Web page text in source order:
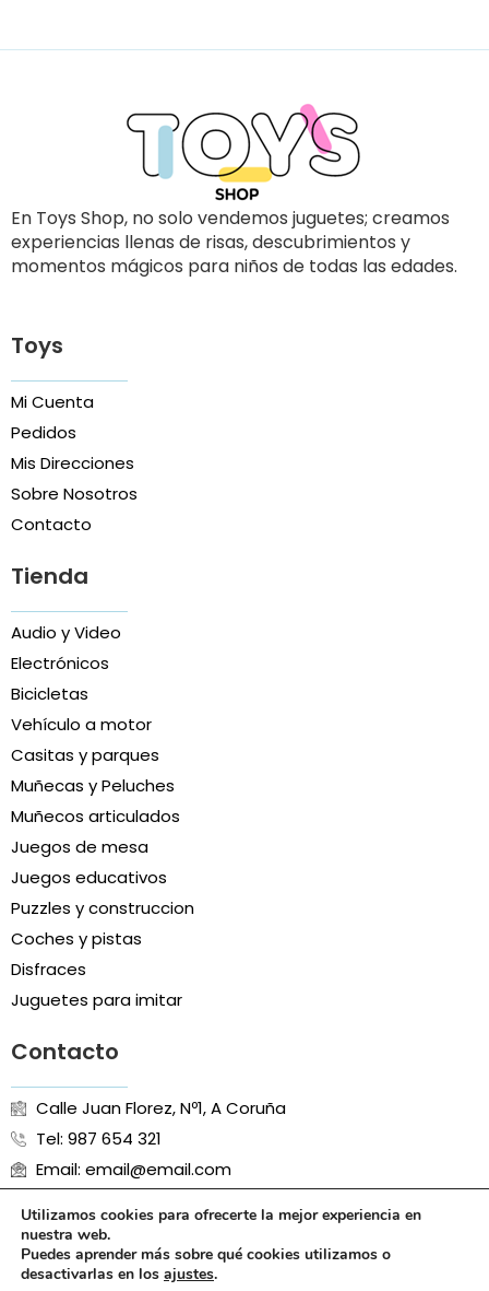
En Toys Shop, no solo vendemos juguetes; creamos
experiencias llenas de risas, descubrimientos y
momentos mágicos para niños de todas las edades.
Toys
Mi Cuenta
Pedidos
Mis Direcciones
Sobre Nosotros
Contacto
Tienda
Audio y Video
Electrónicos
Bicicletas
Vehículo a motor
Casitas y parques
Muñecas y Peluches
Muñecos articulados
Juegos de mesa
Juegos educativos
Puzzles y construccion
Coches y pistas
Disfraces
Juguetes para imitar
Contacto
Calle Juan Florez, Nº1, A Coruña
Tel: 987 654 321
Email: email@email.com
Aviso Legal Política de Cookies
Política de Privacidad
Utilizamos cookies para ofrecerte la mejor experiencia en
nuestra web.
Puedes aprender más sobre qué cookies utilizamos o
desactivarlas en los ajustes.